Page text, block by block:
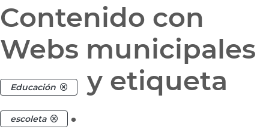
Contenido con
Webs municipales
Educación y etiqueta
escoleta .